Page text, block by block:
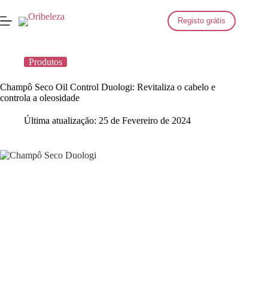
para
o
Registo grátis
Produtos
Champô Seco Oil Control Duologi: Revitaliza o cabelo e
controla a oleosidade
Última atualização: 25 de Fevereiro de 2024